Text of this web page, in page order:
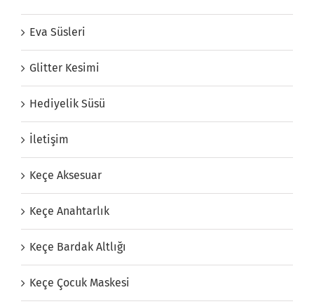
Eva Süsleri
Glitter Kesimi
Hediyelik Süsü
İletişim
Keçe Aksesuar
Keçe Anahtarlık
Keçe Bardak Altlığı
Keçe Çocuk Maskesi